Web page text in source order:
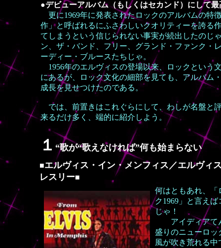
●デビューアルバム（もしくはセカンド）にして
更に1969年に発表されたロックのアルバムの特
作」と呼ばれるにふさわしいクオリティーを誇
てしまうという信じられない事実が続出したの
ン、ザ・バンド、フリー、グランド・ファンク・
ーディー・ブルースたちじゃ。
1956年のエルヴィスの登場以来、ロックという
にあるが、ロック文化の細部を見ても、アルバム
成長を見せつけたのである。
では、前置きはこれぐらにして、わしが名盤と
来るだけ多く、端的に紹介しよう。
１ “歌が“歌えなければ”何も始まらない
■エルヴィス・イン・メンフィス／エルヴィ
レスリー■
何はともあれ、「
ク1969」と言えば
じゃ！
アイディアて
盛りのニューロッ
風が吹き荒れる中